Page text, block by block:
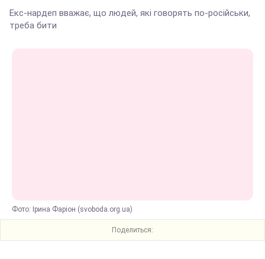
Екс-нардеп вважає, що людей, які говорять по-російськи,
треба бити
Фото: Ірина Фаріон (svoboda.org.ua)
Поделиться: